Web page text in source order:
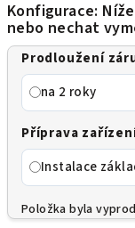
Konfigurace:
nebo nechat
Prodloužení
na 2 roky
Příprava
Instalace
Položka byla